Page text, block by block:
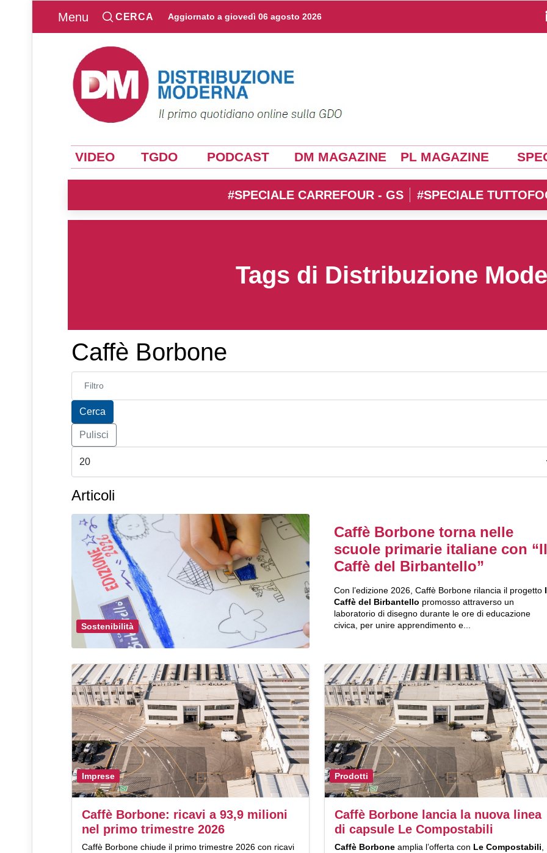
Menu CERCA Aggiornato a giovedì 06 agosto 2026
VIDEO TGDO PODCAST DM MAGAZINE PL MAGAZINE
#SPECIALE CARREFOUR - GS #SPECIALE
Tags di Distribuzione
Caffè Borbone
Inserisci parte del titolo
Cerca
Pulisci
Articoli
Sostenibilità
Caffè Borbone torna nelle
scuole primarie italiane con “Il
Caffè del Birbantello”
Con l’edizione 2026, Caffè Borbone rilancia il progetto
Caffè del Birbantello promosso attraverso un
laboratorio di disegno durante le ore di educazione
civica, per unire apprendimento e...
Imprese
Caffè Borbone: ricavi a 93,9 milioni
nel primo trimestre 2026
Caffè Borbone chiude il primo trimestre 2026 con ricavi
Prodotti
Caffè Borbone lancia la nuova linea
di capsule Le Compostabili
Caffè Borboneamplia l’offerta con Le Compostabili,